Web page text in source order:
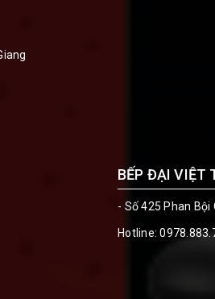
BẾP ĐẠI VIỆT
- Số 425 Phan Bội
Hotline: